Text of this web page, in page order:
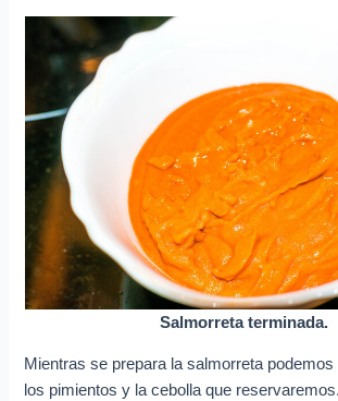
Salmorreta terminada.
Mientras se prepara la salmorreta
los pimientos y la cebolla que